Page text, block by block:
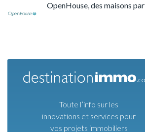
OpenHouse, des maisons
Toute l’info sur les
innovations et services pour
vos projets immobiliers